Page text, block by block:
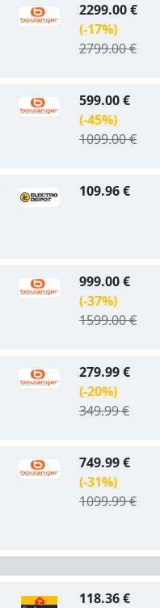
2299.00 €
(-17%)
2799.00 €
599.00 €
(-45%)
1099.00 €
109.96 €
999.00 €
(-37%)
1599.00 €
279.99 €
(-20%)
349.99 €
749.99 €
(-31%)
1099.99 €
118.36 €